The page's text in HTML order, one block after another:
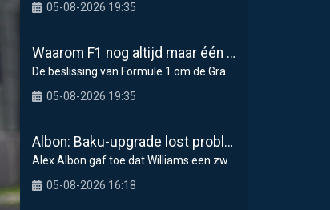
05-08-2026 19:35
Waarom F1 nog altijd maar één Grand Prix zelf organiseert
05-08-2026 19:35
Albon: Baku-upgrade lost problemen van Williams in F1 2026 niet op
05-08-2026 16:18